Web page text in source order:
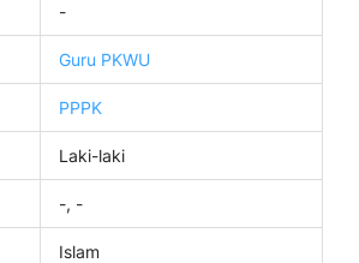
-
Guru PKWU
PPPK
Laki-laki
-, -
Islam